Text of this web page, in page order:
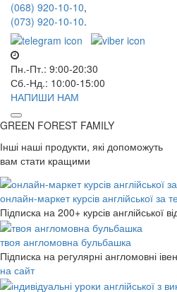
(068) 920-10-10,
(073) 920-10-10.
Пн.-Пт.: 9:00-20:30
Сб.-Нд.: 10:00-15:00
НАПИШИ НАМ
GREEN FOREST FAMILY
Інші наші продукти, які допоможуть
вам стати кращими
онлайн-маркет курсів англійської за
Підписка на 200+ курсів англійської
твоя англомовна бульбашка
Підписка на регулярні англомовні
на сайт